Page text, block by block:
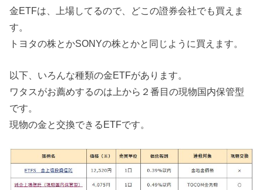
金ETFは、上場してるので、どこの證券会社でも買えま
す。
トヨタの株とかSONYの株とかと同じように買えます。
以下、いろんな種類の金ETFがあります。
ワタスがお薦めするのは上から２番目の現物国内保管型
です。
現物の金と交換できるETFです。